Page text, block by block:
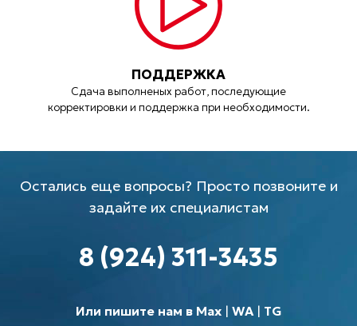
ПОДДЕРЖКА
Сдача выполненых работ, последующие
корректировки и поддержка при необходимости.
Остались еще вопросы? Просто позвоните и
задайте их специалистам
8 (924) 311-3435
Или пишите нам в Max| WA| TG